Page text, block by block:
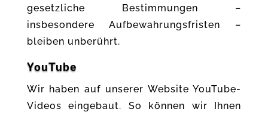
gesetzliche Bestimmungen –
insbesondere Aufbewahrungsfristen –
bleiben unberührt.
YouTube
Wir haben auf unserer Website YouTube-
Videos eingebaut. So können wir Ihnen